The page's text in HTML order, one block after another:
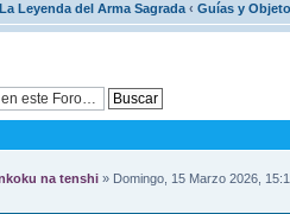
Leyenda del Arma Sagrada ‹ Guí­as y
na tenshi » Domingo, 15 Marzo 2026,